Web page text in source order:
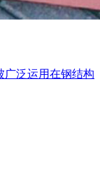
广泛运用在钢结构